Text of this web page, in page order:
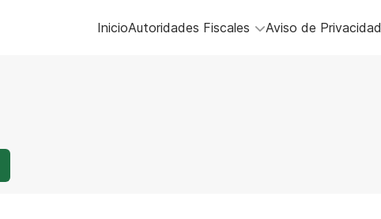
InicioAutoridades Fiscales Aviso de Privacidad